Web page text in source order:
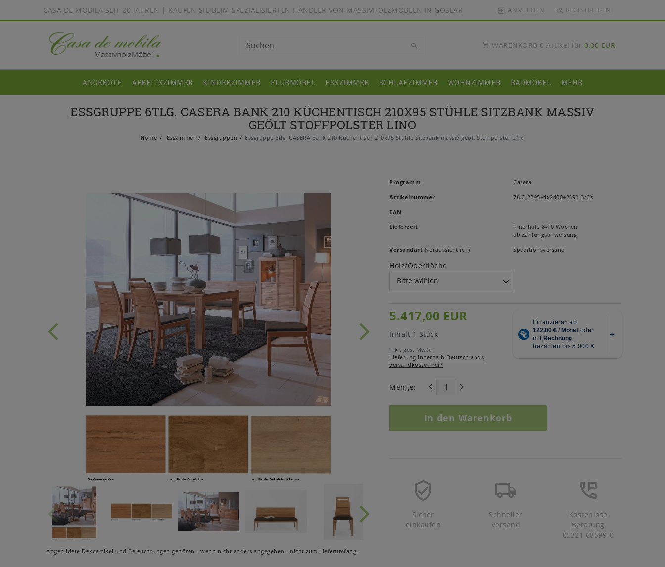
CASA DE MOBILA SEIT 20 JAHREN | KAUFEN SIE BEIM SPEZIALISIERTEN HÄNDLER VON MASSIVHOLZMÖBELN IN GOSLAR ANMELDEN REGISTRIEREN
WARENKORB 0 Artikel für 0,00 EUR
ANGEBOTE ARBEITSZIMMER KINDERZIMMER FLURMÖBEL ESSZIMMER SCHLAFZIMMER WOHNZIMMER BADMÖBEL MEHR
ESSGRUPPE 6TLG. CASERA BANK 210 KÜCHENTISCH 210X95 STÜHLE SITZBANK MASSIV
GEÖLT STOFFPOLSTER LINO
Home Esszimmer Essgruppen Essgruppe 6tlg. CASERA Bank 210 Küchentisch 210x95 Stühle Sitzbank massiv geölt Stoffpolster Lino
Abgebildete Dekoartikel und Beleuchtungen gehören - wenn nicht anders angegeben - nicht zum Lieferumfang.
Programm
Casera
Artikelnummer
78.C-2295+4x2400+2392-3/CX
EAN
Lieferzeit
innerhalb 8-10 Wochen
ab Zahlungsanweisung
Versandart (voraussichtlich) Speditionsversand
Holz/Oberfläche
5.417,00 EUR
Inhalt 1 Stück
inkl. ges. MwSt.
Lieferung innerhalb Deutschlands
versandkostenfrei*
Menge:
In den Warenkorb
Sicher
einkaufen
Schneller
Versand
Kostenlose
Beratung
05321 68599-0